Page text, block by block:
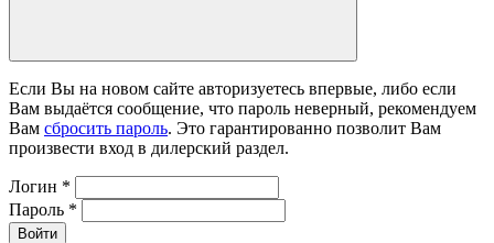
Если Вы на новом сайте авторизуетесь впервые, либо если
Вам выдаётся сообщение, что пароль неверный, рекомендуем
Вам сбросить пароль. Это гарантированно позволит Вам
произвести вход в дилерский раздел.
Логин *
Пароль *
Войти